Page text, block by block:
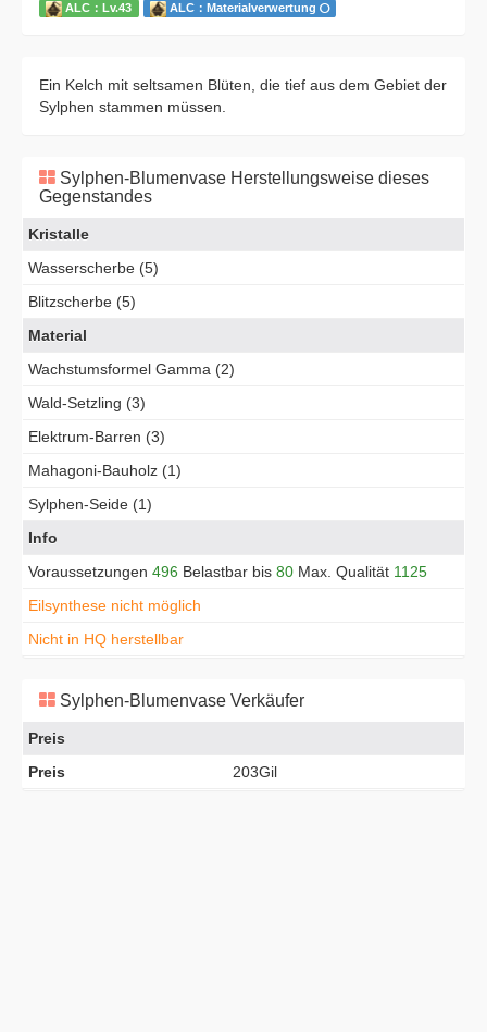
ALC：Lv.43 ALC：Materialverwertung
Ein Kelch mit seltsamen Blüten, die tief aus dem Gebiet der
Sylphen stammen müssen.
Sylphen-Blumenvase Herstellungsweise dieses
Gegenstandes
Kristalle
Wasserscherbe (5)
Blitzscherbe (5)
Material
Wachstumsformel Gamma (2)
Wald-Setzling (3)
Elektrum-Barren (3)
Mahagoni-Bauholz (1)
Sylphen-Seide (1)
Info
Voraussetzungen 496 Belastbar bis 80 Max. Qualität 1125
Eilsynthese nicht möglich
Nicht in HQ herstellbar
Sylphen-Blumenvase Verkäufer
Preis
Preis
203Gil